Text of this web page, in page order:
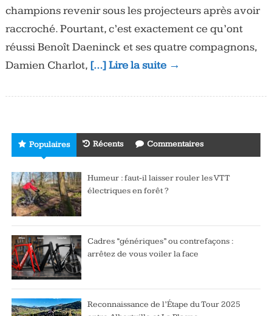
champions revenir sous les projecteurs après avoir
raccroché. Pourtant, c’est exactement ce qu’ont
réussi Benoît Daeninck et ses quatre compagnons,
Damien Charlot, […] Lire la suite →
Populaires Récents Commentaires
Humeur : faut-il laisser rouler les VTT
électriques en forêt ?
Cadres “génériques” ou contrefaçons :
arrêtez de vous voiler la face
Reconnaissance de l’Étape du Tour 2025